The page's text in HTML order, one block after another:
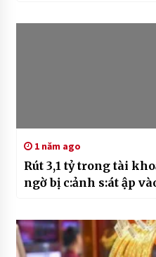
1 năm ago
Rút 3,1 tỷ trong tài
ngờ bị c:ảnh s:át ập vào